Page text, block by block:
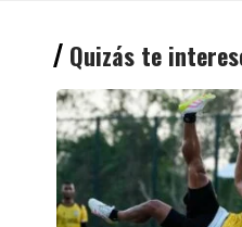
Quizás te